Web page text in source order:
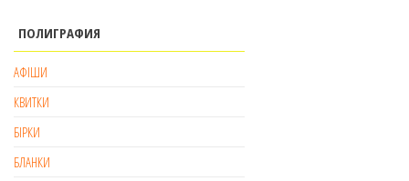
ПОЛИГРАФИЯ
АФІШИ
КВИТКИ
БІРКИ
БЛАНКИ